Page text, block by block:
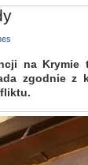
na Krymie
zgodnie